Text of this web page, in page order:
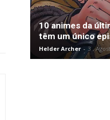
10 animes da
têm um único
Helder Archer - 3 ,